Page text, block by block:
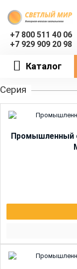
+7 800 511 40 06
+7 929 909 20 98
Каталог
Серия
Промышленный